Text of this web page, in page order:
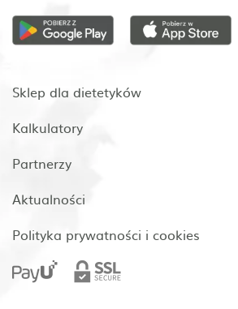
Sklep dla dietetyków
Kalkulatory
Partnerzy
Aktualności
Polityka prywatności i cookies